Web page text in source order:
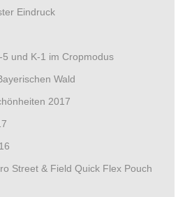
Eindruck
5 und K-1 im Cropmodus
Wald
2017
Street & Field Quick Flex Pouch